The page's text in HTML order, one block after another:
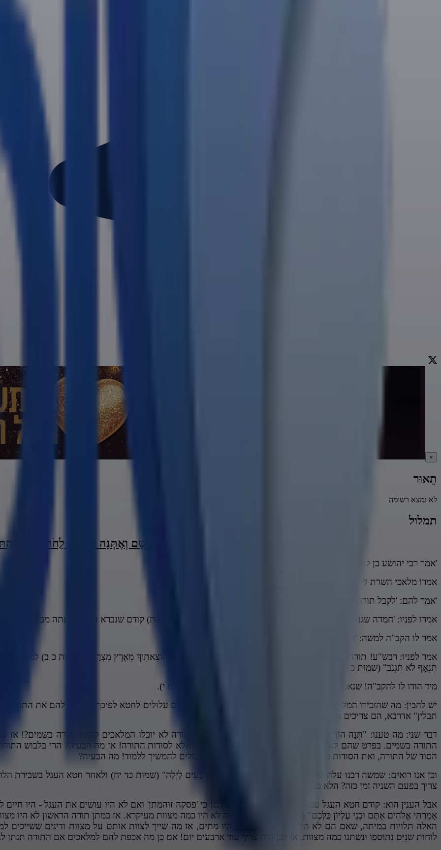
×
תֵאוּר
לא נמצא רשומה
תמלול
וַיֹּאמֶר ה' אֶל מֹשֶׁה עֲלֵה אֵלַי הָהָרָה וֶהְיֵה שָׁם וְאֶתְּנָה לְךָ אֶת לֻחֹת הָאֶבֶן
'אמר רבי יהושע בן לוי: 'בשעה שעלה משה למרום
אמרו מלאכי השרת לקב"ה:' רבוש"ע! מה לילוד אשה בינינו?!'
'אמר להם: 'לקבל תורה בא'.
אמרו לפניו: 'חמדה שגנוזה לפניך תשע מאות ושבעים וארבע דורות (תתקע"ד דורות) קודם שנברא העולם! אתה מבקש
אמר לו הקב"ה למשה: 'החזר להן תשובה'.
אמר לפניו: רבש"ע! תורה שאתה נותן לי מה כתיב בה? "אָנֹכִי ה' אֱ-לֹקֶיךָ אֲשֶׁר הוֹצֵאתִיךָ מֵאֶרֶץ מִצְרַיִם" (שמות כ ב)
תִּֿנְאָף לֹא תִּֿגְנֹב" (שמות כ יב) קנאה יש ביניכם?! יצר הרע יש ביניכם?!'
מיד הודו לו להקב"ה! שנאמר: "ה' אֲדֹנֵינוּ מָה אַדִּיר שִׁמְךָ בְּכָל הָאָרֶץ" (תהלים ח י).
יש להבין: מה שהזכירו המלאכים "מָה אֱנוֹשׁ כִּי תִזְכְּרֶנּוּּ" משמע כיון שבני אדם עלולים לחטא לפיכך לא יתנו להם את
תבלין" אדרבא, הם צריכים את התורה בשביל להתגבר על יצרם.
דבר שני: מה טענו: "תְּנָה הוֹדְךָ עַל הַשָּׁמָיִם" וכי אם אנחנו נקבל את התורה לא יוכלו המלאכים ללמוד תורה בשמים?!
התורה בשמים. בפרט שהם לא התכוונו ללבוש התורה כמו שנתנה לנו אלא לסודות התורה! אז מה הבעיה? הרי בלבוש
הסוד של התורה, ואת הסודות מה שלא נוגע אליהם בפשט הם ודאי יכולים להמשיך ללמוד! מה הבעיה?
וכן אנו רואים: שמשה רבנו עלה להר ולמד תורה: "אַרְבָּעִים יוֹם וְאַרְבָּעִים לָיְלָה" (שמות כד יח) ולאחר חטא העגל בשבירת
צריך בפעם השניה זמן כזה? הלא כבר למד את התורה בראשונה!
אבל הענין הוא: קודם חטא העגל עמדו עם ישראל לחיות לעולם! כי 'פסקה זוהמתן' ואם לא היו עושים את העגל - היו
אָמַרְתִּי אֱלֹהִים אַתֶּם וּבְנֵי עֶלְיוֹן כֻּלְּכֶם" (תהלים פב ו) אז לפי זה לא היו כמה מצוות מעיקרא. אז במתן תורה הראשון לא היו
האלה תלויות במיתה, שאם הם לא היו חוטאים בעגל לא היו מתים, אז מה שייך לצוות אותם על מצוות ודינים ששייכים
לוחות שנִיִּם נתוספו ונשתנו כמה מצוות. אז לכן היה צריך עוד ארבעים יום! אם כן מה אכפת להם למלאכים אם התורה תנתן